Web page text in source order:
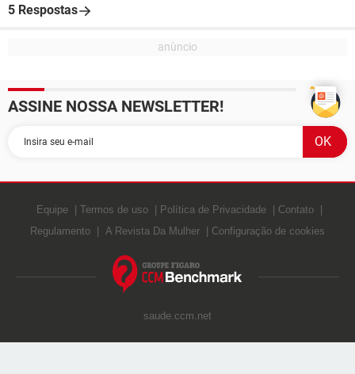
5 Respostas
ASSINE NOSSA NEWSLETTER!
Equipe Termos de uso Política de Privacidade
Contato
Regulamento
A Revista Da Mulher Configuração de cookies
saude.ccm.net